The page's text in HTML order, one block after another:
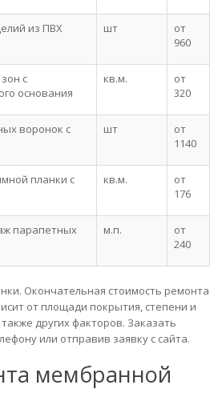
из ПВХ
шт
от
960
с
основания
кв.м.
от
320
воронок с
шт
от
1140
планки с
кв.м.
от
176
парапетных
м.п.
от
240
Окончательная стоимость ремонта
от площади покрытия, степени и
других факторов. Заказать
или отправив заявку с сайта.
мембранной